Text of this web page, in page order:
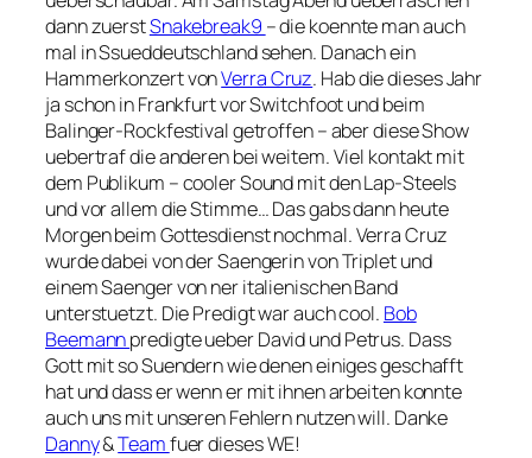
dann zuerstSnakebreak9 – die koennte man auch
mal in Ssueddeutschland sehen. Danach ein
Hammerkonzert vonVerra Cruz. Hab die dieses Jahr
ja schon in Frankfurt vor Switchfoot und beim
Balinger-Rockfestival getroffen – aber diese Show
uebertraf die anderen bei weitem. Viel kontakt mit
dem Publikum – cooler Sound mit den Lap-Steels
und vor allem die Stimme… Das gabs dann heute
Morgen beim Gottesdienst nochmal. Verra Cruz
wurde dabei von der Saengerin von Triplet und
einem Saenger von ner italienischen Band
unterstuetzt. Die Predigt war auch cool. Bob
Beemannpredigte ueber David und Petrus. Dass
Gott mit so Suendern wie denen einiges geschafft
hat und dass er wenn er mit ihnen arbeiten konnte
auch uns mit unseren Fehlern nutzen will. Danke
Danny&Teamfuer dieses WE!